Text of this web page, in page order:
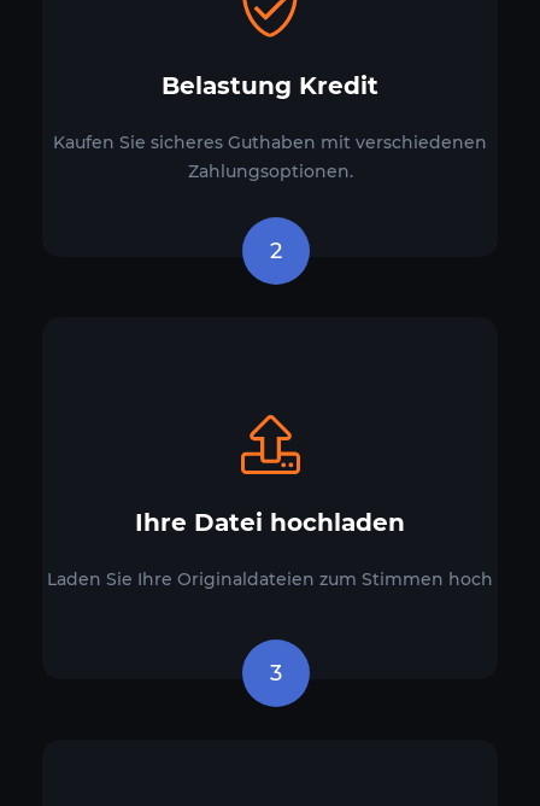
Belastung Kredit
Kaufen Sie sicheres Guthaben mit verschiedenen
Zahlungsoptionen.
2
Ihre Datei hochladen
Laden Sie Ihre Originaldateien zum Stimmen hoch
3